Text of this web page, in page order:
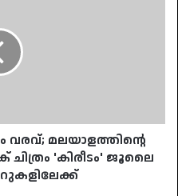
വരവ്; മലയാളത്തിന്റെ
'കിരീടം' ജൂലൈ